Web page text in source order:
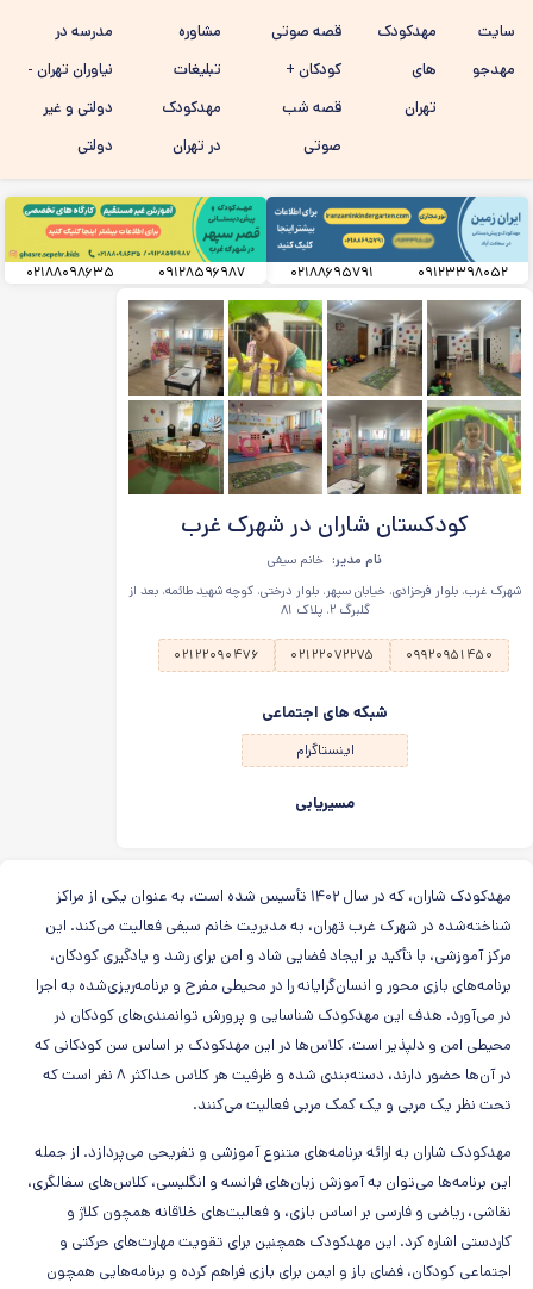
سایت
مهدجو
مهدکودک
های
تهران
قصه صوتی
کودکان +
قصه شب
صوتی
مشاوره
تبلیغات
مهدکودک
در تهران
مدرسه در
نیاوران تهران -
دولتی و غیر
دولتی
۰۹۱۲۳۳۹۸۰۵۲ ۰۲۱۸۸۶۹۵۷۹۱ ۰۹۱۲۸۵۹۶۹۸۷ ۰۲۱۸۸۰۹۸۶۳۵
کودکستان شاران در شهرک غرب
نام مدیر: خانم سیفی
شهرک غرب، بلوار فرحزادی، خیابان سپهر، بلوار درختی، کوچه شهید طائمه، بعد از
گلبرگ ۲، پلاک ۸۱
۰۹۹۲۰۹۵۱۴۵۰ ۰۲۱۲۲۰۷۲۲۷۵ ۰۲۱۲۲۰۹۰۴۷۶
شبکه های اجتماعی
اینستاگرام
مسیریابی
مهدکودک شاران، که در سال ۱۴۰۲ تأسیس شده است، به عنوان یکی از مراکز
شناخته‌شده در شهرک غرب تهران، به مدیریت خانم سیفی فعالیت می‌کند. این
مرکز آموزشی، با تأکید بر ایجاد فضایی شاد و امن برای رشد و یادگیری کودکان،
برنامه‌های بازی محور و انسان‌گرایانه را در محیطی مفرح و برنامه‌ریزی‌شده به اجرا
در می‌آورد. هدف این مهدکودک شناسایی و پرورش توانمندی‌های کودکان در
محیطی امن و دلپذیر است. کلاس‌ها در این مهدکودک بر اساس سن کودکانی که
در آن‌ها حضور دارند، دسته‌بندی شده و ظرفیت هر کلاس حداکثر ۸ نفر است که
تحت نظر یک مربی و یک کمک مربی فعالیت می‌کنند.
مهدکودک شاران به ارائه برنامه‌های متنوع آموزشی و تفریحی می‌پردازد. از جمله
این برنامه‌ها می‌توان به آموزش زبان‌های فرانسه و انگلیسی، کلاس‌های سفالگری،
نقاشی، ریاضی و فارسی بر اساس بازی، و فعالیت‌های خلاقانه همچون کلاژ و
کاردستی اشاره کرد. این مهدکودک همچنین برای تقویت مهارت‌های حرکتی و
اجتماعی کودکان، فضای باز و ایمن برای بازی فراهم کرده و برنامه‌هایی همچون